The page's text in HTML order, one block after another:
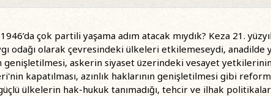
çok partili yaşama adım atacak mıydık? Keza 21.
odağı olarak çevresindeki ülkeleri etkilemeseydi, anadilde
genişletilmesi, askerin siyaset üzerindeki vesayet yetkilerinin
kapatılması, azınlık haklarının genişletilmesi gibi
ülkelerin hak-hukuk tanımadığı, tehcir ve ilhak